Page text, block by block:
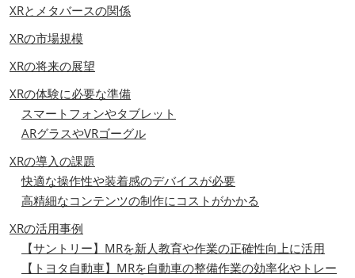
XRとメタバースの関係
XRの市場規模
XRの将来の展望
XRの体験に必要な準備
スマートフォンやタブレット
ARグラスやVRゴーグル
XRの導入の課題
快適な操作性や装着感のデバイスが必要
高精細なコンテンツの制作にコストがかかる
XRの活用事例
【サントリー】MRを新人教育や作業の正確性向上に活用
【トヨタ自動車】MRを自動車の整備作業の効率化やトレー